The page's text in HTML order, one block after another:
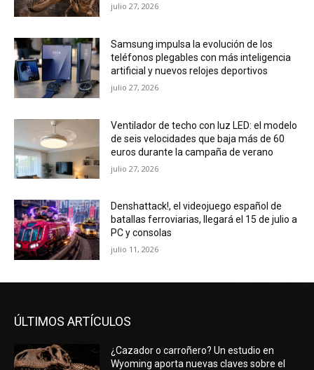
julio 27, 2026
Samsung impulsa la evolución de los
teléfonos plegables con más inteligencia
artificial y nuevos relojes deportivos
julio 27, 2026
Ventilador de techo con luz LED: el modelo
de seis velocidades que baja más de 60
euros durante la campaña de verano
julio 27, 2026
Denshattack!, el videojuego español de
batallas ferroviarias, llegará el 15 de julio a
PC y consolas
julio 11, 2026
ÚLTIMOS ARTÍCULOS
¿Cazador o carroñero? Un estudio en
Wyoming aporta nuevas claves sobre el